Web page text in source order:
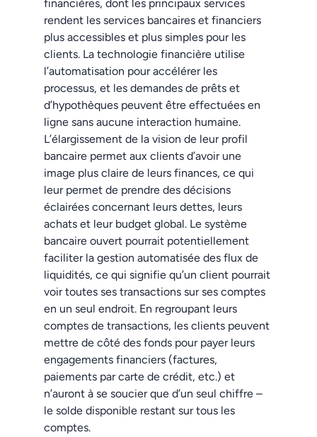
financières, dont les principaux services
rendent les services bancaires et financiers
plus accessibles et plus simples pour les
clients. La technologie financière utilise
l’automatisation pour accélérer les
processus, et les demandes de prêts et
d’hypothèques peuvent être effectuées en
ligne sans aucune interaction humaine.
L’élargissement de la vision de leur profil
bancaire permet aux clients d’avoir une
image plus claire de leurs finances, ce qui
leur permet de prendre des décisions
éclairées concernant leurs dettes, leurs
achats et leur budget global. Le système
bancaire ouvert pourrait potentiellement
faciliter la gestion automatisée des flux de
liquidités, ce qui signifie qu’un client pourrait
voir toutes ses transactions sur ses comptes
en un seul endroit. En regroupant leurs
comptes de transactions, les clients peuvent
mettre de côté des fonds pour payer leurs
engagements financiers (factures,
paiements par carte de crédit, etc.) et
n’auront à se soucier que d’un seul chiffre –
le solde disponible restant sur tous les
comptes.